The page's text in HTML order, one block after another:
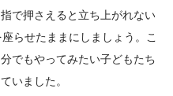
で押さえると立ち上がれない
らせたままにしましょう。こ
でもやってみたい子どもたち
いました。